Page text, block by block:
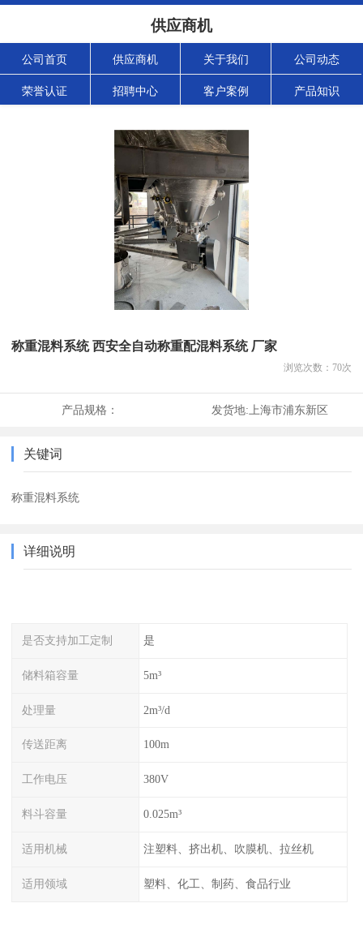
供应商机
公司首页 供应商机 关于我们 公司动态
荣誉认证 招聘中心 客户案例 产品知识
称重混料系统 西安全自动称重配混料系统 厂家
浏览次数： 70次
产品规格： 发货地: 上海市浦东新区
关键词
称重混料系统
详细说明
是否支持加工定制 是
储料箱容量 5m³
处理量 2m³/d
传送距离 100m
工作电压 380V
料斗容量 0.025m³
适用机械 注塑料、挤出机、吹膜机、拉丝机
适用领域 塑料、化工、制药、食品行业